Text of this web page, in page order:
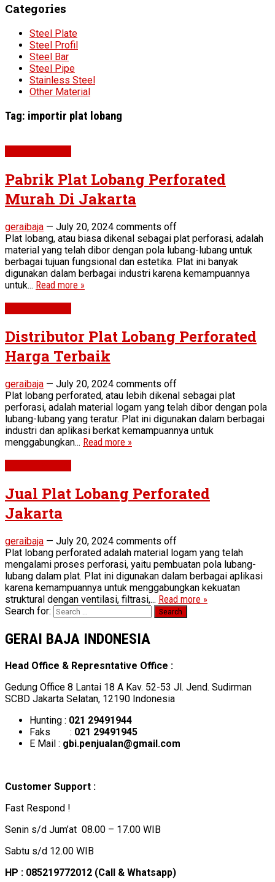
Categories
Steel Plate
Steel Profil
Steel Bar
Steel Pipe
Stainless Steel
Other Material
Tag: importir plat lobang
Pabrik Plat Lobang Perforated
Murah Di Jakarta
geraibaja — July 20, 2024 comments off
Plat lobang, atau biasa dikenal sebagai plat perforasi, adalah
material yang telah dibor dengan pola lubang-lubang untuk
berbagai tujuan fungsional dan estetika. Plat ini banyak
digunakan dalam berbagai industri karena kemampuannya
untuk... Read more »
Distributor Plat Lobang Perforated
Harga Terbaik
geraibaja — July 20, 2024 comments off
Plat lobang perforated, atau lebih dikenal sebagai plat
perforasi, adalah material logam yang telah dibor dengan pola
lubang-lubang yang teratur. Plat ini digunakan dalam berbagai
industri dan aplikasi berkat kemampuannya untuk
menggabungkan... Read more »
Jual Plat Lobang Perforated
Jakarta
geraibaja — July 20, 2024 comments off
Plat lobang perforated adalah material logam yang telah
mengalami proses perforasi, yaitu pembuatan pola lubang-
lubang dalam plat. Plat ini digunakan dalam berbagai aplikasi
karena kemampuannya untuk menggabungkan kekuatan
struktural dengan ventilasi, filtrasi,... Read more »
Search for:
GERAI BAJA INDONESIA
Head Office & Represntative Office :
Gedung Office 8 Lantai 18 A Kav. 52-53 Jl. Jend. Sudirman
SCBD Jakarta Selatan, 12190 Indonesia
Hunting : 021 29491944
Faks : 021 29491945
E Mail : gbi.penjualan@gmail.com
Customer Support :
Fast Respond !
Senin s/d Jum’at 08.00 – 17.00 WIB
Sabtu s/d 12.00 WIB
HP : 085219772012 (Call & Whatsapp)